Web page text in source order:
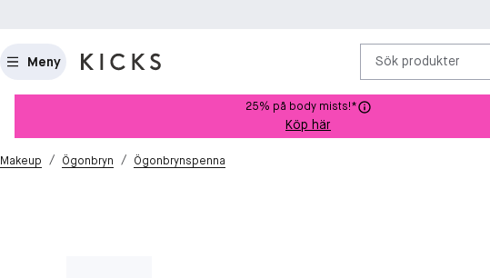
Meny Sök produkter
25% på body mists!*
Köp här
Makeup / Ögonbryn / Ögonbrynspenna